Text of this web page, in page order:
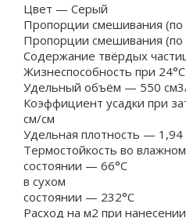
Цвет — Серый
Пропорции смешивания
Пропорции смешивания (по
Содержание твёрдых
Жизнеспособность при
Удельный объём — 550
Коэффициент усадки при
см/см
Удельная плотность — 1,94
Термостойкость во влажном
состоянии — 66°С
в сухом
состоянии — 232°С
Расход на м2 при